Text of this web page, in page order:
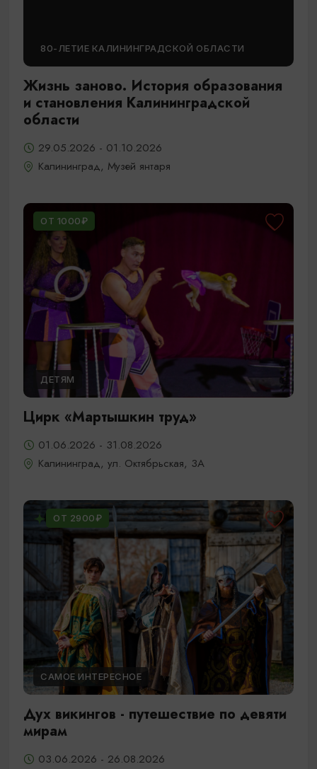
80-ЛЕТИЕ КАЛИНИНГРАДСКОЙ ОБЛАСТИ
Жизнь заново. История образования
и становления Калининградской
области
29.05.2026 - 01.10.2026
Калининград, Музей янтаря
ОТ 1000₽
ДЕТЯМ
Цирк «Мартышкин труд»
01.06.2026 - 31.08.2026
Калининград, ул. Октябрьская, 3А
ОТ 2900₽
САМОЕ ИНТЕРЕСНОЕ
Дух викингов - путешествие по девяти
мирам
03.06.2026 - 26.08.2026